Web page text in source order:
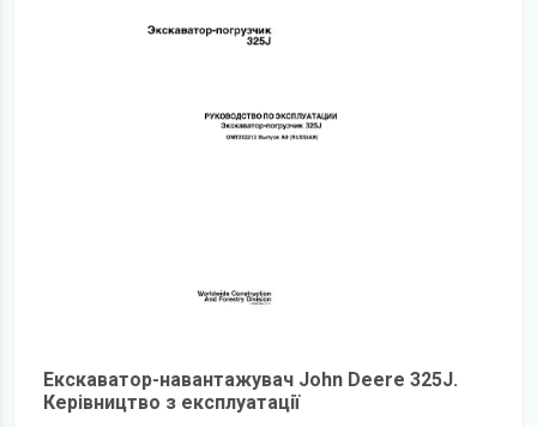
Екскаватор-навантажувач John Deere 325J.
Керівництво з експлуатації